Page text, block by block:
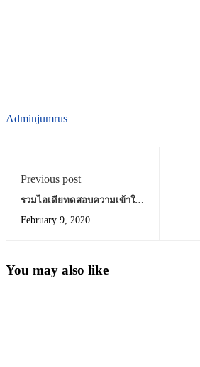
Adminjumrus
Previous post
รวมไอเดียทดสอบความเข้าใจ
ไม่ปล่อยเด็กนั่งงง
February 9, 2020
You may also like